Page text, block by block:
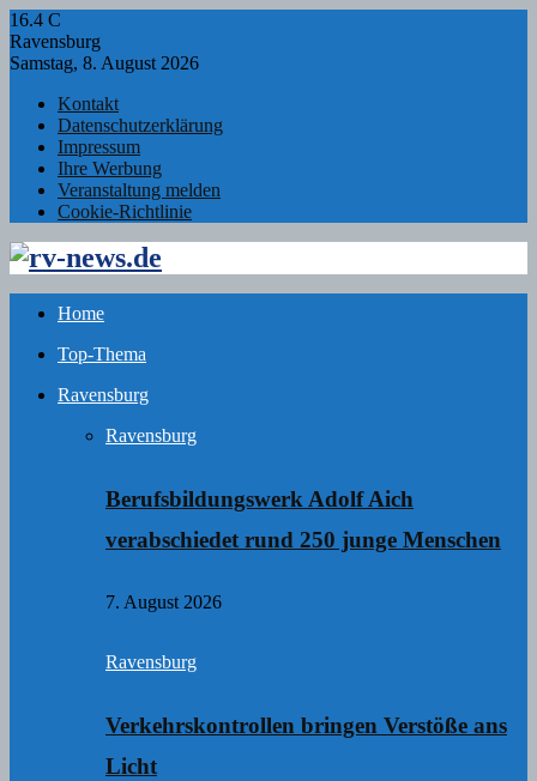
16.4 C
Ravensburg
Samstag, 8. August 2026
Kontakt
Datenschutzerklärung
Impressum
Ihre Werbung
Veranstaltung melden
Cookie-Richtlinie
Facebook
Twitter
Instagram
Email
Rss
Home
Top-Thema
Ravensburg
Ravensburg
Berufsbildungswerk Adolf Aich
verabschiedet rund 250 junge Menschen
7. August 2026
Ravensburg
Verkehrskontrollen bringen Verstöße ans
Licht